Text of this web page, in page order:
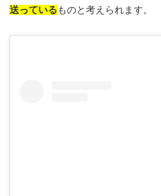
送っている ものと考えられます。